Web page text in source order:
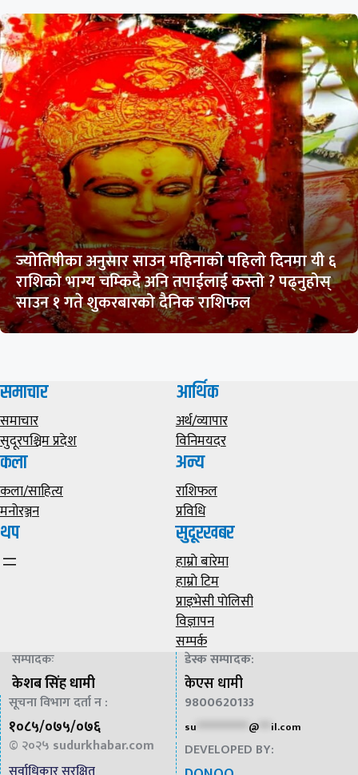
ज्योतिषीका अनुसार साउन महिनाको पहिलो दिनमा यी ६
राशिको भाग्य चम्किदै अनि तपाईलाई कस्तो ? पढ्नुहोस्
साउन १ गते शुकरबारको दैनिक राशिफल
समाचार
समाचार
सुदूरपश्चिम प्रदेश
आर्थिक
अर्थ/व्यापार
विनिमयदर
कला
कला/साहित्य
मनोरञ्जन
अन्य
राशिफल
प्रविधि
थप सुदूरखबर
हाम्राे बारेमा
हाम्राे टिम
प्राइभेसी पाेलिसी
विज्ञापन
सम्पर्क
सम्पादकः
केशब सिंह धामी
डेस्क सम्पादक:
केएस धामी
सूचना विभाग दर्ता न :
१०८५/०७५/०७६
9800620133
su @*** il.com
© २०२५ sudurkhabar.com
DEVELOPED BY: